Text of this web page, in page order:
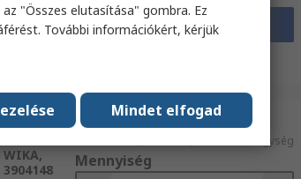
Hozzáadás
Részösszeg (1 egység)
17 528 Ft/egység
Mennyiség
"Összes elutasítása" gombra. Ez
További információkért, kérjük
Mindet elfogad